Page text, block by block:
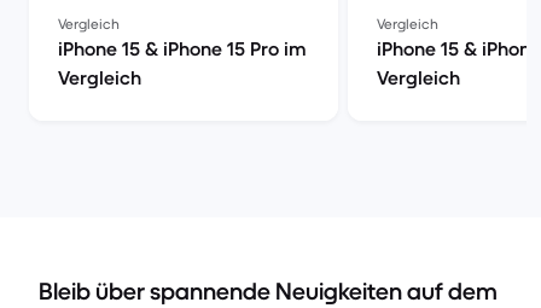
Vergleich
iPhone 15 & iPhone 15 Pro im
Vergleich
Vergleich
iPhone 15 &
Vergleich
Bleib über spannende Neuigkeiten auf dem